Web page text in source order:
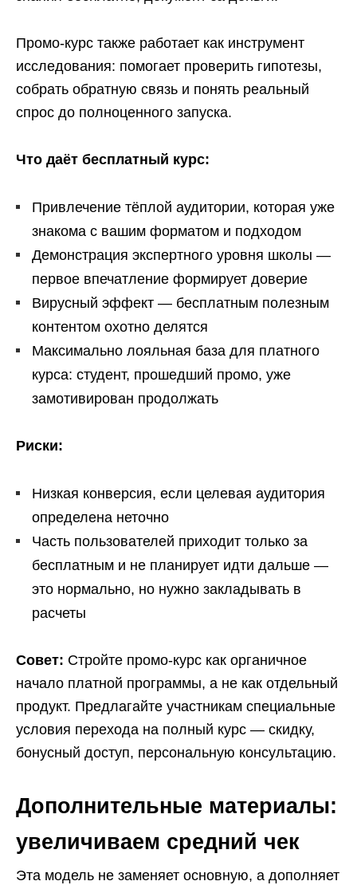
Промо-курс также работает как инструмент
исследования: помогает проверить гипотезы,
собрать обратную связь и понять реальный
спрос до полноценного запуска.
Что даёт бесплатный курс:
Привлечение тёплой аудитории, которая уже
знакома с вашим форматом и подходом
Демонстрация экспертного уровня школы —
первое впечатление формирует доверие
Вирусный эффект — бесплатным полезным
контентом охотно делятся
Максимально лояльная база для платного
курса: студент, прошедший промо, уже
замотивирован продолжать
Риски:
Низкая конверсия, если целевая аудитория
определена неточно
Часть пользователей приходит только за
бесплатным и не планирует идти дальше —
это нормально, но нужно закладывать в
расчеты
Совет: Стройте промо-курс как органичное
начало платной программы, а не как отдельный
продукт. Предлагайте участникам специальные
условия перехода на полный курс — скидку,
бонусный доступ, персональную консультацию.
Дополнительные материалы:
увеличиваем средний чек
Эта модель не заменяет основную, а дополняет